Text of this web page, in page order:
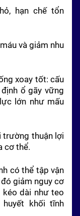
hạn chế tổn
và giảm nhu
xoay tốt: cấu
ổ gãy vững
lớn như mấu
trường thuận lợi
cơ thể.
có thể tập vận
giảm nguy cơ
dài như teo
khối tĩnh